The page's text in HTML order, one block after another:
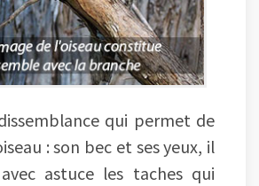
qui permet de
: son bec et ses yeux, il
astuce les taches qui